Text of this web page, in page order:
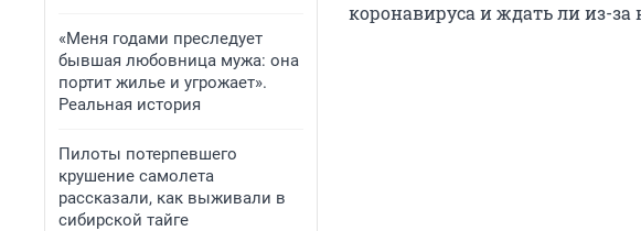
«Меня годами преследует
бывшая любовница мужа: она
портит жилье и угрожает».
Реальная история
Пилоты потерпевшего
крушение самолета
рассказали, как выживали в
сибирской тайге
коронавируса и ждать ли из-за